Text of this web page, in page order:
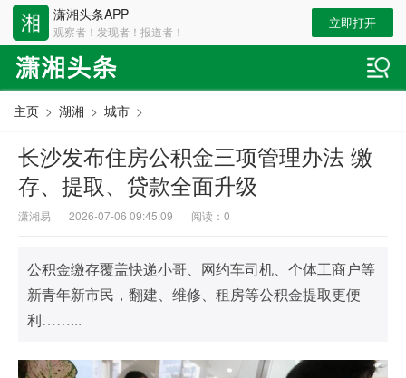
潇湘头条APP
观察者！发现者！报道者！
立即打开
主页 > 湖湘 > 城市 >
长沙发布住房公积金三项管理办法 缴
存、提取、贷款全面升级
潇湘易 2026-07-06 09:45:09 阅读： 0
公积金缴存覆盖快递小哥、网约车司机、个体工商户等
新青年新市民，翻建、维修、租房等公积金提取更便
利……...